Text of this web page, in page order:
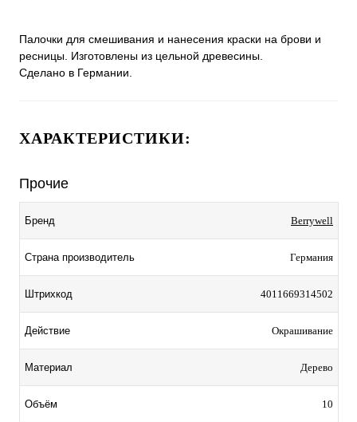
Палочки для смешивания и нанесения краски на брови и
ресницы. Изготовлены из цельной древесины.
Сделано в Германии.
ХАРАКТЕРИСТИКИ:
Прочие
Бренд Berrywell
Страна производитель Германия
Штрихкод 4011669314502
Действие Окрашивание
Материал Дерево
Объём 10